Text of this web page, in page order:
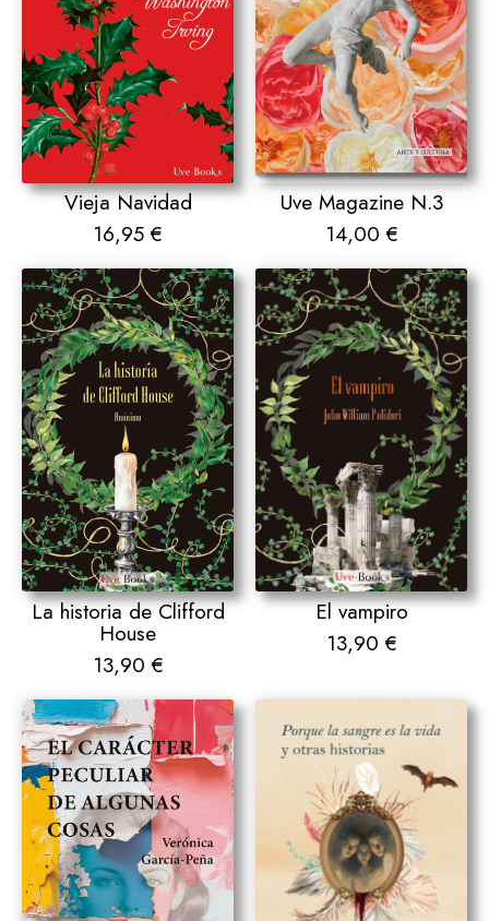
Vieja Navidad
16,95 €
Uve Magazine N.3
14,00 €
La historia de Clifford
House
13,90 €
El vampiro
13,90 €